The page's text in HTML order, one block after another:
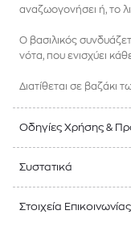
αναζωογονήσει ή, το
Ο βασιλικός
νότα, που ενισχύει
Διατίθεται σε βαζάκι
Οδηγίες Χρήσης &
Συστατικά
Στοιχεία